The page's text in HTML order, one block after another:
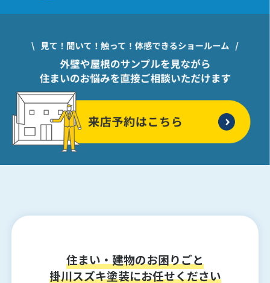
住まい・建物のお困りごと
掛川スズキ塗装にお任せください